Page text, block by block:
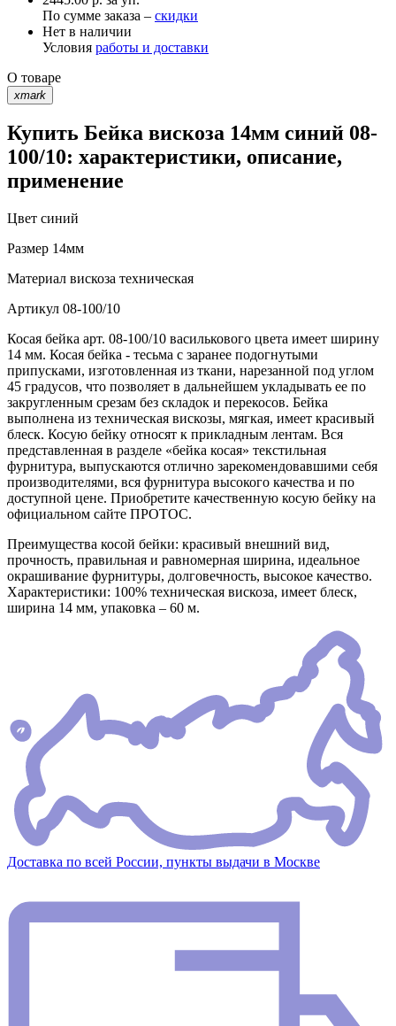
По сумме заказа – скидки
Нет в наличии
Условия работы и доставки
О товаре
xmark
Купить Бейка вискоза 14мм синий 08-
100/10: характеристики, описание,
применение
Цвет синий
Размер 14мм
Материал вискоза техническая
Артикул 08-100/10
Косая бейка арт. 08-100/10 василькового цвета имеет ширину
14 мм. Косая бейка - тесьма с заранее подогнутыми
припусками, изготовленная из ткани, нарезанной под углом
45 градусов, что позволяет в дальнейшем укладывать ее по
закругленным срезам без складок и перекосов. Бейка
выполнена из техническая вискозы, мягкая, имеет красивый
блеск. Косую бейку относят к прикладным лентам. Вся
представленная в разделе «бейка косая» текстильная
фурнитура, выпускаются отлично зарекомендовавшими себя
производителями, вся фурнитура высокого качества и по
доступной цене. Приобретите качественную косую бейку на
официальном сайте ПРОТОС.
Преимущества косой бейки: красивый внешний вид,
прочность, правильная и равномерная ширина, идеальное
окрашивание фурнитуры, долговечность, высокое качество.
Характеристики: 100% техническая вискоза, имеет блеск,
ширина 14 мм, упаковка – 60 м.
Доставка по всей России, пункты выдачи в Москве